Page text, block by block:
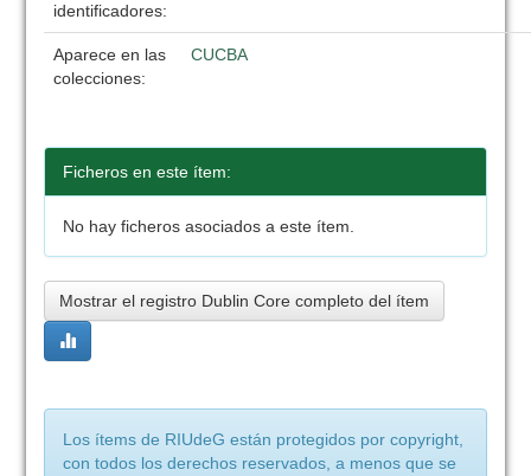
identificadores:
Aparece en las
colecciones:
CUCBA
Ficheros en este ítem:
No hay ficheros asociados a este ítem.
Mostrar el registro Dublin Core completo del ítem
Los ítems de RIUdeG están protegidos por copyright,
con todos los derechos reservados, a menos que se